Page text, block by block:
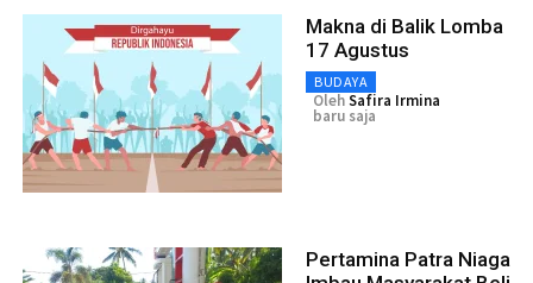
Makna di Balik Lomba
17 Agustus
BUDAYA
OlehSafira Irmina
baru saja
Pertamina Patra Niaga